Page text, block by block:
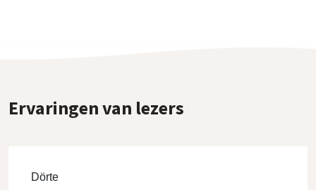
Ervaringen van lezers
Dörte